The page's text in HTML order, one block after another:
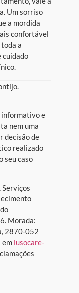
Um sorriso
a mordida
confortável
a
cuidado
e
nem uma
decisão de
realizado
seu caso
Serviços
Morada:
2870-052
em lusocare-